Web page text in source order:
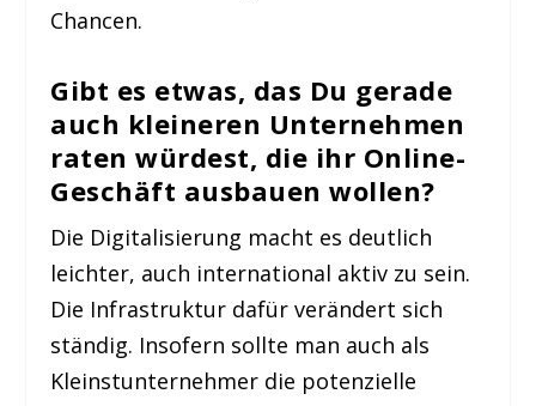
Chancen.
Gibt es etwas, das Du gerade
auch kleineren Unternehmen
raten würdest, die ihr Online-
Geschäft ausbauen wollen?
Die Digitalisierung macht es deutlich
leichter, auch international aktiv zu sein.
Die Infrastruktur dafür verändert sich
ständig. Insofern sollte man auch als
Kleinstunternehmer die potenzielle